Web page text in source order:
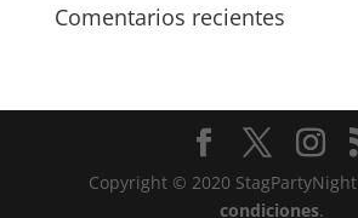
Comentarios recientes
Copyright © 2020 StagPartyNight
condiciones.